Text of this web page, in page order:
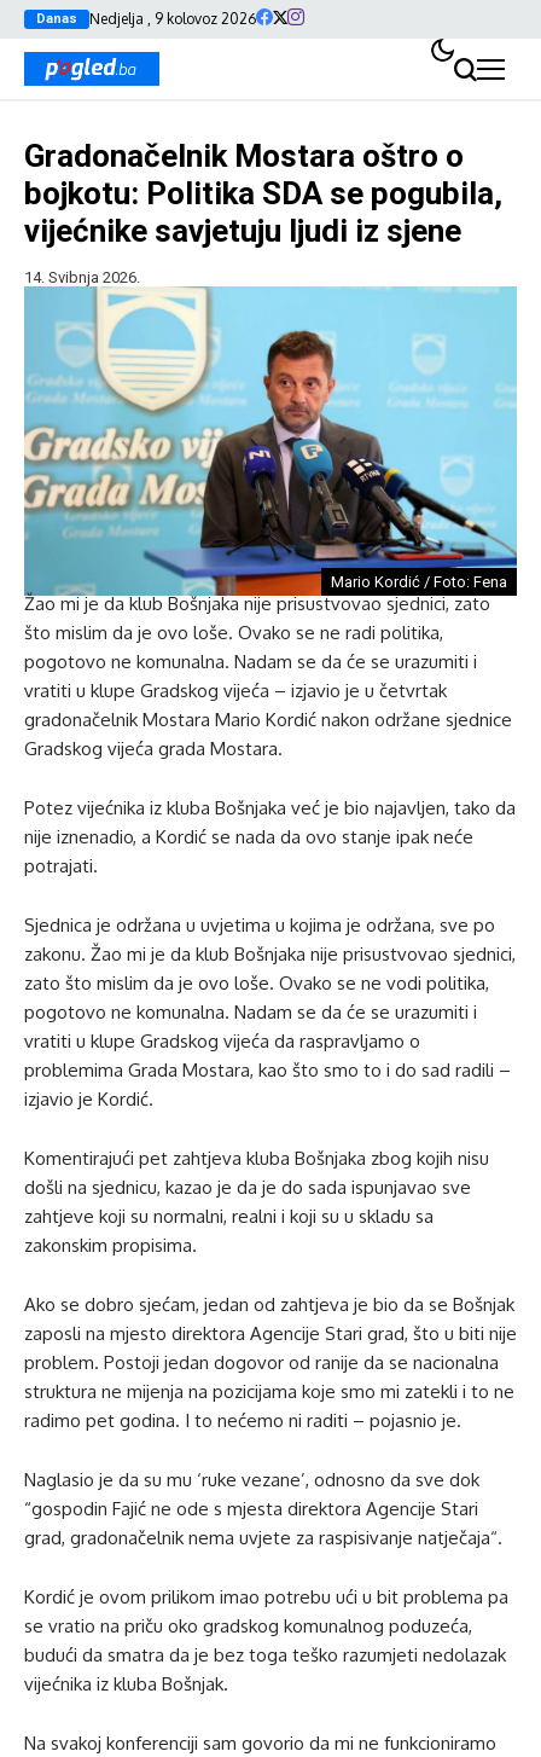
Danas Nedjelja , 9 kolovoz 2026
Gradonačelnik Mostara oštro o
bojkotu: Politika SDA se pogubila,
vijećnike savjetuju ljudi iz sjene
14. Svibnja 2026.
Mario Kordić / Foto: Fena
Žao mi je da klub Bošnjaka nije prisustvovao sjednici, zato
što mislim da je ovo loše. Ovako se ne radi politika,
pogotovo ne komunalna. Nadam se da će se urazumiti i
vratiti u klupe Gradskog vijeća – izjavio je u četvrtak
gradonačelnik Mostara Mario Kordić nakon održane sjednice
Gradskog vijeća grada Mostara.
Potez vijećnika iz kluba Bošnjaka već je bio najavljen, tako da
nije iznenadio, a Kordić se nada da ovo stanje ipak neće
potrajati.
Sjednica je održana u uvjetima u kojima je održana, sve po
zakonu. Žao mi je da klub Bošnjaka nije prisustvovao sjednici,
zato što mislim da je ovo loše. Ovako se ne vodi politika,
pogotovo ne komunalna. Nadam se da će se urazumiti i
vratiti u klupe Gradskog vijeća da raspravljamo o
problemima Grada Mostara, kao što smo to i do sad radili –
izjavio je Kordić.
Komentirajući pet zahtjeva kluba Bošnjaka zbog kojih nisu
došli na sjednicu, kazao je da je do sada ispunjavao sve
zahtjeve koji su normalni, realni i koji su u skladu sa
zakonskim propisima.
Ako se dobro sjećam, jedan od zahtjeva je bio da se Bošnjak
zaposli na mjesto direktora Agencije Stari grad, što u biti nije
problem. Postoji jedan dogovor od ranije da se nacionalna
struktura ne mijenja na pozicijama koje smo mi zatekli i to ne
radimo pet godina. I to nećemo ni raditi – pojasnio je.
Naglasio je da su mu ‘ruke vezane’, odnosno da sve dok
“gospodin Fajić ne ode s mjesta direktora Agencije Stari
grad, gradonačelnik nema uvjete za raspisivanje natječaja“.
Kordić je ovom prilikom imao potrebu ući u bit problema pa
se vratio na priču oko gradskog komunalnog poduzeća,
budući da smatra da je bez toga teško razumjeti nedolazak
vijećnika iz kluba Bošnjak.
Na svakoj konferenciji sam govorio da mi ne funkcioniramo